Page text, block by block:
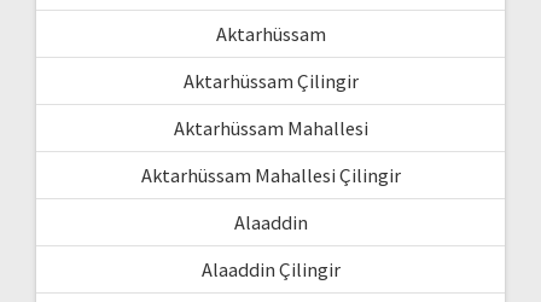
Aktarhüssam
Aktarhüssam Çilingir
Aktarhüssam Mahallesi
Aktarhüssam Mahallesi Çilingir
Alaaddin
Alaaddin Çilingir